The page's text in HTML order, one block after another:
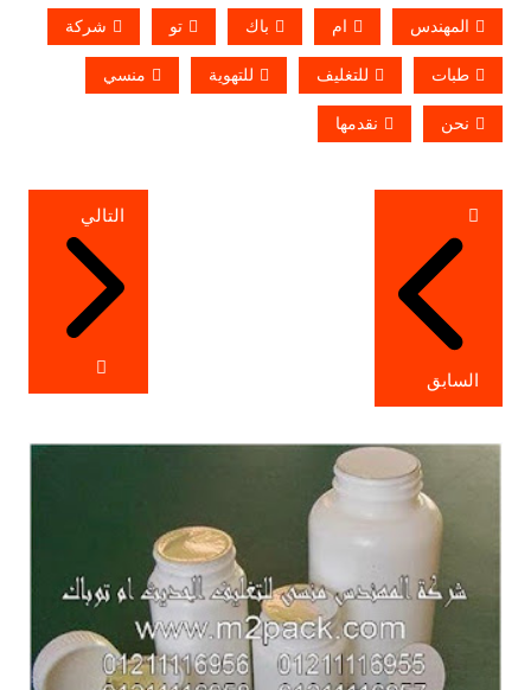
المهندس ام باك تو شركة
طبات للتغليف للتهوية منسي
نحن نقدمها
تصفّح
المقالات
السابق
التالي